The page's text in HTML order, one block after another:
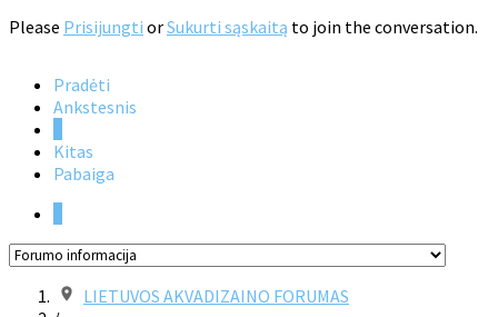
Please Prisijungti orSukurti sąskaitą to join the conversation.
Pradėti
Ankstesnis
Kitas
Pabaiga
LIETUVOS AKVADIZAINO FORUMAS